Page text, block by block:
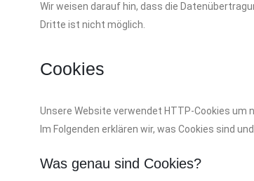
Wir weisen darauf hin, dass die
Dritte ist nicht möglich.
Cookies
Unsere Website verwendet HTTP-Cookies um
Im Folgenden erklären wir, was Cookies sind
Was genau sind Cookies?